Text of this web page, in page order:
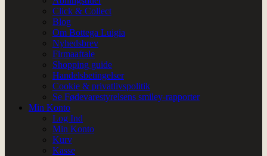
Click & Collect
Blog
Om Bottega Luigia
Nyhedsbrev
Firmaaftale
Shopping guide
Handelsbetingelser
Cookie & privatlivspolitik
Se Fødevarestyrelsens smiley-rapporter
Min Konto
Log Ind
Min Konto
Kurv
Kasse